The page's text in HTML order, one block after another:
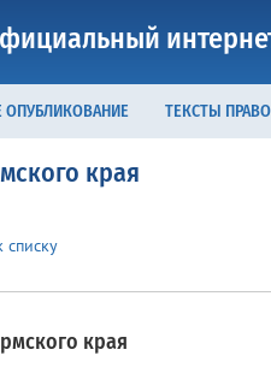
ТЕКСТЫ
края
списку
края